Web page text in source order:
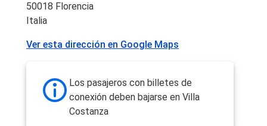
50018 Florencia
Italia
Ver esta dirección en Google Maps
Los pasajeros con billetes de
conexión deben bajarse en Villa
Costanza